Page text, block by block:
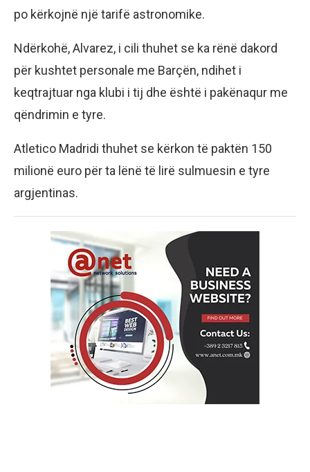
po kërkojnë një tarifë astronomike.
Ndërkohë, Alvarez, i cili thuhet se ka rënë dakord
për kushtet personale me Barçën, ndihet i
keqtrajtuar nga klubi i tij dhe është i pakënaqur me
qëndrimin e tyre.
Atletico Madridi thuhet se kërkon të paktën 150
milionë euro për ta lënë të lirë sulmuesin e tyre
argjentinas.